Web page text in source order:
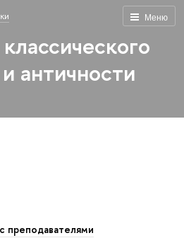
Меню
античности